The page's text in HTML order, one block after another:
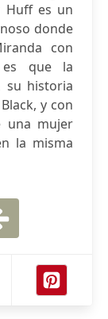
Huff es un
donde
con
es que la
su historia
y con
una mujer
la misma